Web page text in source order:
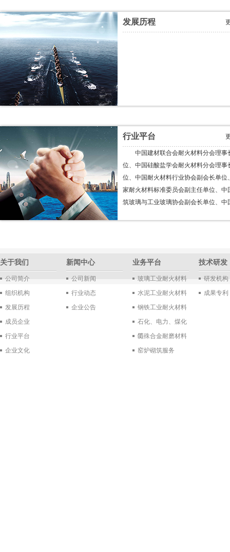
发展历程
行业平台
中国建材联合会耐火材料分会理事
位、中国硅酸盐学会耐火材料分会理事
位、中国耐火材料行业协会副会长单位
家耐火材料标准委员会副主任单位、中
筑玻璃与工业玻璃协会副会长单位、中
关于我们
公司简介
组织机构
发展历程
成员企业
行业平台
企业文化
新闻中心
公司新闻
行业动态
企业公告
业务平台
玻璃工业耐火材料
水泥工业耐火材料
钢铁工业耐火材料
石化、电力、煤化
工
特殊合金耐磨材料
窑炉砌筑服务
技术研发
研发机构
成果专利